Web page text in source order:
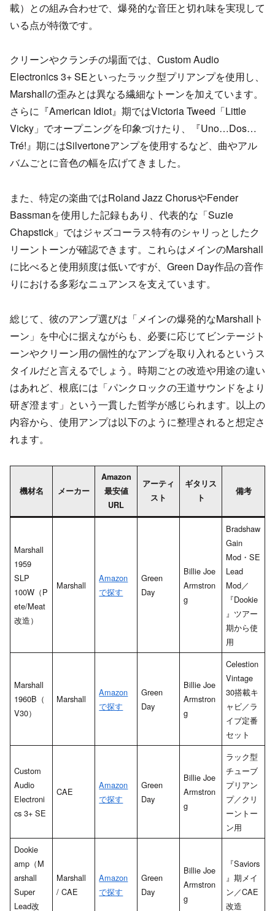
載）との組み合わせで、爆発的な音圧と切れ味を実現して
いる点が特徴です。
クリーンやクランチの場面では、Custom Audio
Electronics 3+ SEといったラック型プリアンプを使用し、
Marshallの歪みとは異なる繊細なトーンを加えています。
さらに『American Idiot』期ではVictoria Tweed「Little
Vicky」でオープニングを印象づけたり、『Uno…Dos…
Tré!』期にはSilvertoneアンプを使用するなど、曲やアル
バムごとに音色の幅を広げてきました。
また、特定の楽曲ではRoland Jazz ChorusやFender
Bassmanを使用した記録もあり、代表的な「Suzie
Chapstick」ではジャズコーラス特有のシャリっとしたク
リーントーンが確認できます。これらはメインのMarshall
に比べると使用頻度は低いですが、Green Day作品の音作
りにおける多彩なニュアンスを支えています。
総じて、彼のアンプ選びは「メインの爆発的なMarshallト
ーン」を中心に据えながらも、必要に応じてビンテージト
ーンやクリーン用の個性的なアンプを取り入れるというス
タイルだと言えるでしょう。時期ごとの改造や用途の違い
はあれど、根底には「パンクロックの王道サウンドをより
研ぎ澄ます」という一貫した哲学が感じられます。以上の
内容から、使用アンプは以下のように整理されると想定さ
れます。
機材名 メーカー
Amazon
最安値
URL
アーティ
スト
ギタリス
ト
備考
Marshall
1959
SLP
100W（P
ete/Meat
改造）
Marshall
Amazon
で探す
Green
Day
Billie Joe
Armstron
g
Bradshaw
Gain
Mod・SE
Lead
Mod／
『Dookie
』ツアー
期から使
用
Marshall
1960B（
V30）
Marshall
Amazon
で探す
Green
Day
Billie Joe
Armstron
g
Celestion
Vintage
30搭載キ
ャビ／ラ
イブ定番
セット
Custom
Audio
Electroni
cs 3+ SE
CAE
Amazon
で探す
Green
Day
Billie Joe
Armstron
g
ラック型
チューブ
プリアン
プ／クリ
ーントー
ン用
Dookie
amp（M
arshall
Super
Lead改
Marshall
/ CAE
Amazon
で探す
Green
Day
Billie Joe
Armstron
g
『Saviors
』期メイ
ン／CAE
改造